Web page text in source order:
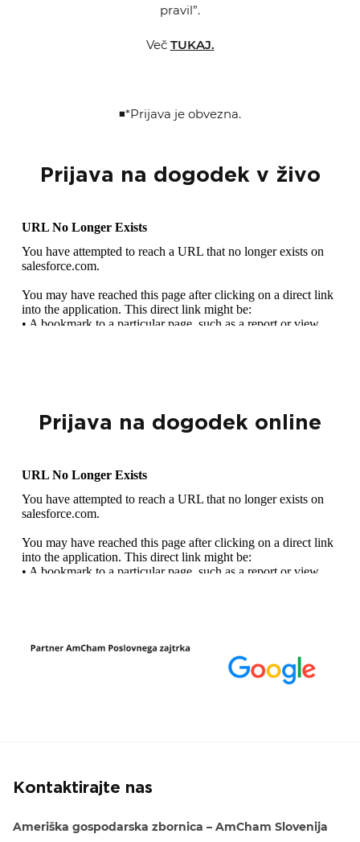
pravil”.
Več TUKAJ.
◾*Prijava je obvezna.
Prijava na dogodek v živo
Prijava na dogodek online
Kontaktirajte nas
Ameriška gospodarska zbornica – AmCham Slovenija